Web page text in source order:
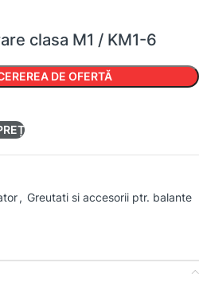
clasa M1 / KM1-6
DE OFERTĂ
, Greutati si accesorii ptr. balante